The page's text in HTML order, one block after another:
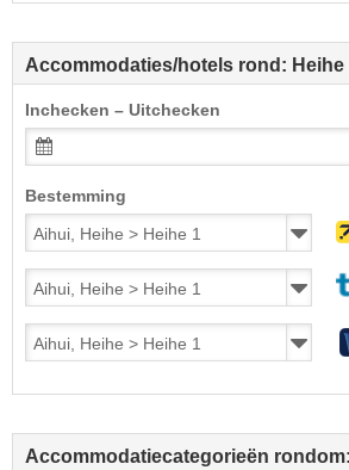
Accommodaties/hotels rond: Heihe
Inchecken – Uitchecken
Bestemming
Accommodatiecategorieën